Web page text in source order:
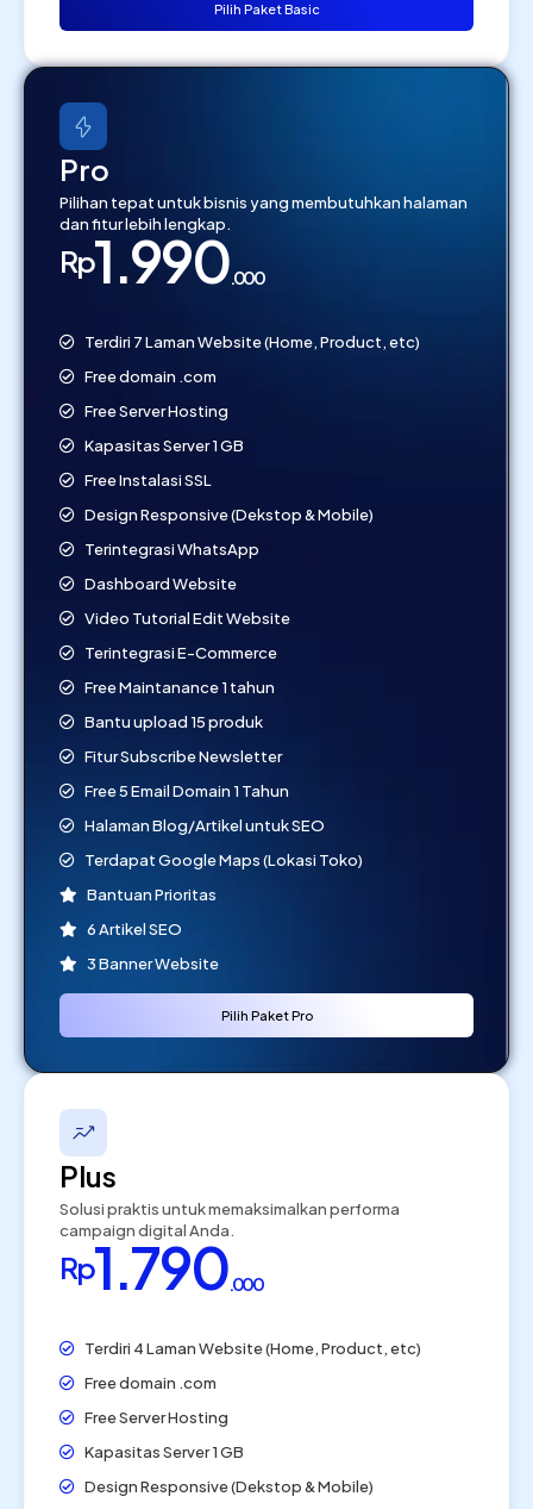
Pilih Paket Basic
Pro
Pilihan tepat untuk bisnis yang membutuhkan halaman
dan fitur lebih lengkap.
Rp1.990.000
Terdiri 7 Laman Website (Home, Product, etc)
Free domain .com
Free Server Hosting
Kapasitas Server 1 GB
Free Instalasi SSL
Design Responsive (Dekstop & Mobile)
Terintegrasi WhatsApp
Dashboard Website
Video Tutorial Edit Website
Terintegrasi E-Commerce
Free Maintanance 1 tahun
Bantu upload 15 produk
Fitur Subscribe Newsletter
Free 5 Email Domain 1 Tahun
Halaman Blog/Artikel untuk SEO
Terdapat Google Maps (Lokasi Toko)
Bantuan Prioritas
6 Artikel SEO
3 Banner Website
Pilih Paket Pro
Plus
Solusi praktis untuk memaksimalkan performa
campaign digital Anda.
Rp1.790.000
Terdiri 4 Laman Website (Home, Product, etc)
Free domain .com
Free Server Hosting
Kapasitas Server 1 GB
Design Responsive (Dekstop & Mobile)